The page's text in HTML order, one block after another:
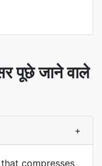
पूछे जाने वाले
+
compresses